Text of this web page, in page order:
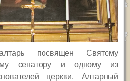
посвящен Святому
сенатору и одному из
церкви. Алтарный